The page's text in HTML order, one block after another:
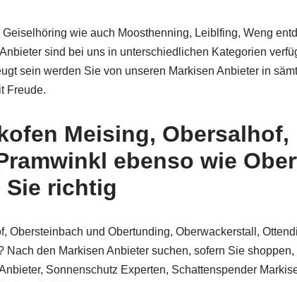
wie auch Moosthenning, Leiblfing, Weng
sind bei uns in unterschiedlichen Kategorien
sein werden Sie von unseren Markisen Anbieter in
Freude.
Meising, Obersalhof,
ebenso wie
Sie richtig
und Obertunding, Oberwackerstall,
den Markisen Anbieter suchen, sofern Sie
Sonnenschutz Experten, Schattenspender